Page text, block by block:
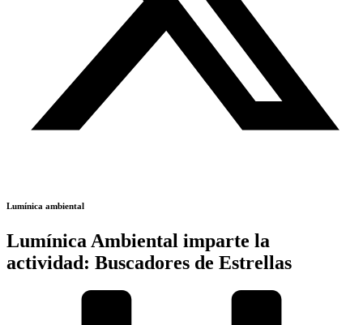
Lumínica ambiental
Lumínica Ambiental imparte la
actividad: Buscadores de Estrellas